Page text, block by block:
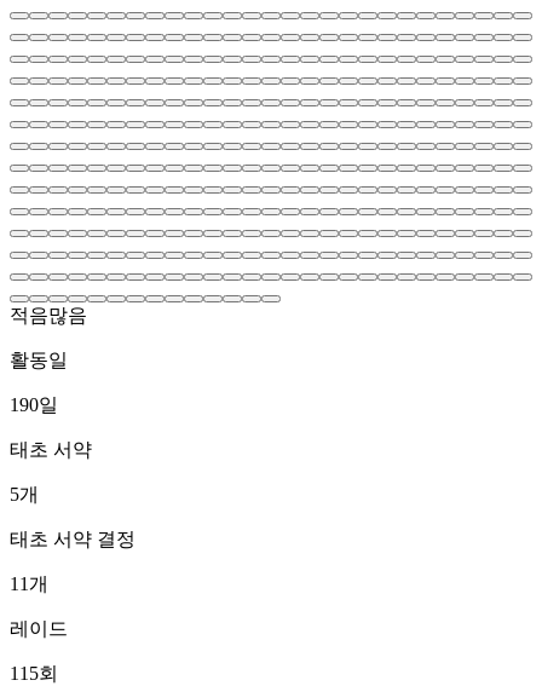
적음많음
활동일
190일
태초 서약
5개
태초 서약 결정
11개
레이드
115회